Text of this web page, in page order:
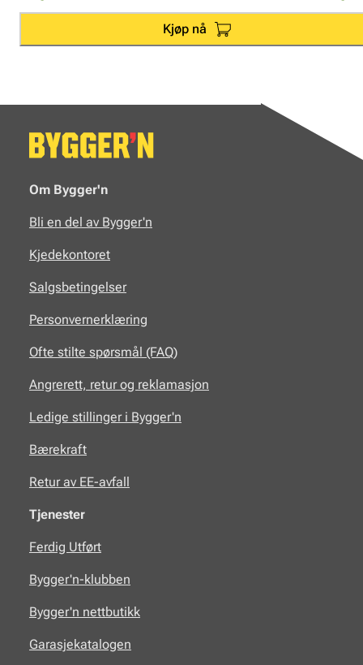
Kjøp nå
Om Bygger'n
Bli en del av Bygger'n
Kjedekontoret
Salgsbetingelser
Personvernerklæring
Ofte stilte spørsmål (FAQ)
Angrerett, retur og reklamasjon
Ledige stillinger i Bygger'n
Bærekraft
Retur av EE-avfall
Tjenester
Ferdig Utført
Bygger'n-klubben
Bygger'n nettbutikk
Garasjekatalogen